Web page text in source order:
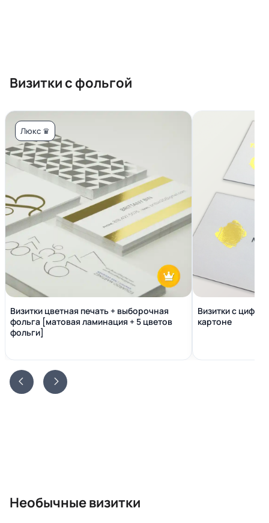
Визитки с фольгой
Люкс ♛
Визитки цветная печать + выборочная
фольга [матовая ламинация + 5 цветов
фольги]
Визитки с
картоне
Необычные визитки